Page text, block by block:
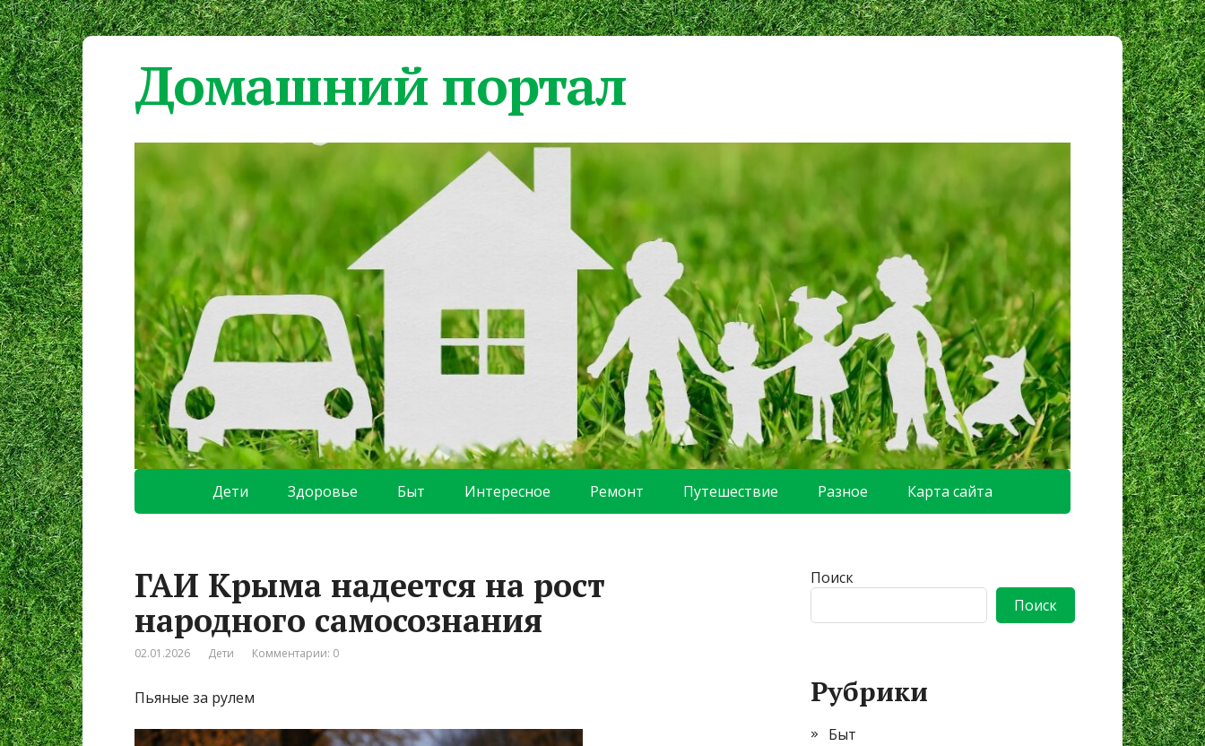
Домашний портал
Дети Здоровье Быт Интересное Ремонт Путешествие Разное Карта сайта
ГАИ Крыма надеется на рост
народного самосознания
02.01.2026 Дети Комментарии: 0
Пьяные за рулем
Поиск
Поиск
Рубрики
Быт